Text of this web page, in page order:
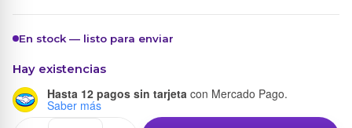
En stock — listo para enviar
Hay existencias
Hasta 12 pagos sin tarjeta con Mercado Pago.
Saber más